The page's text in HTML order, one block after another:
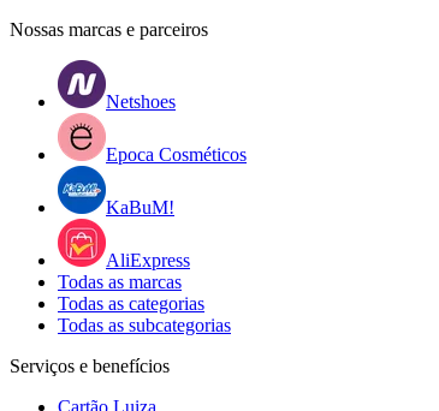
Nossas marcas e parceiros
Netshoes
Epoca Cosméticos
KaBuM!
AliExpress
Todas as marcas
Todas as categorias
Todas as subcategorias
Serviços e benefícios
Cartão Luiza